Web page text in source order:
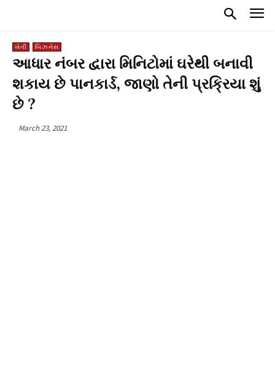
ખેતી બિઝનેસ
આધાર નંબર દ્વારા મિનિટોમાં ઘરેથી બનાવી
શકાય છે પાનકાર્ડ, જાણો તેની પ્રક્રિયા શું
છે ?
March 23, 2021